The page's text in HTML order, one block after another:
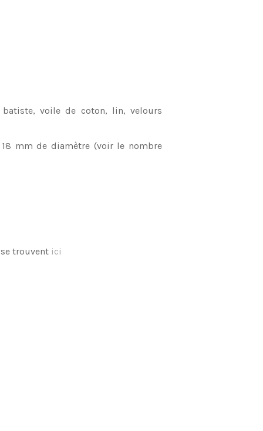
batiste, voile de coton, lin, velours
18 mm de diamètre (voir le nombre
trouvent ici